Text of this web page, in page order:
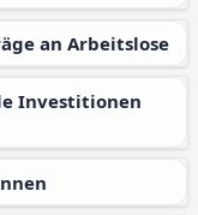
an Arbeitslose